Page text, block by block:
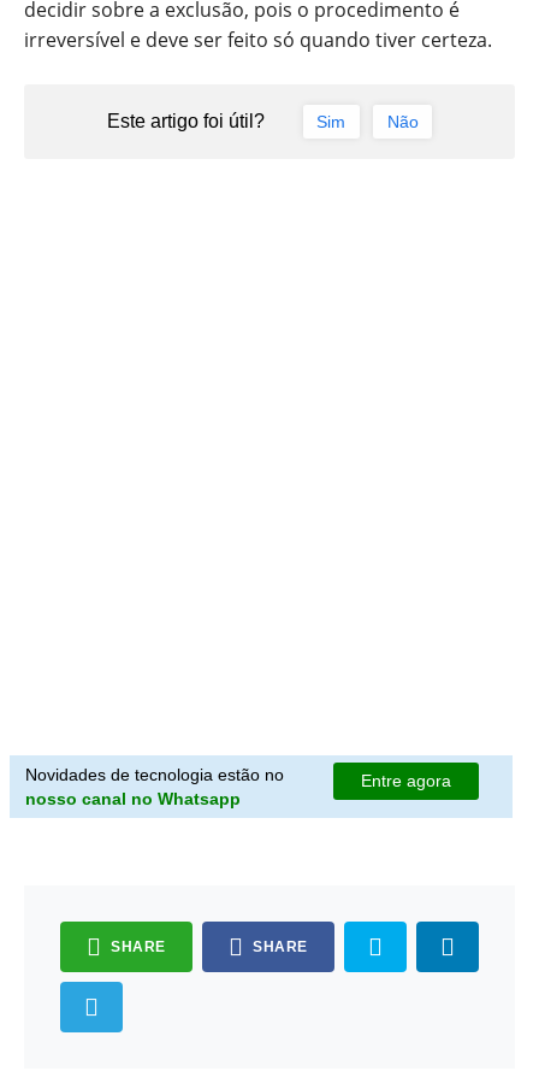
decidir sobre a exclusão, pois o procedimento é
irreversível e deve ser feito só quando tiver certeza.
Este artigo foi útil? Sim Não
Novidades de tecnologia estão no
nosso canal no Whatsapp
Entre agora
SHARE SHARE